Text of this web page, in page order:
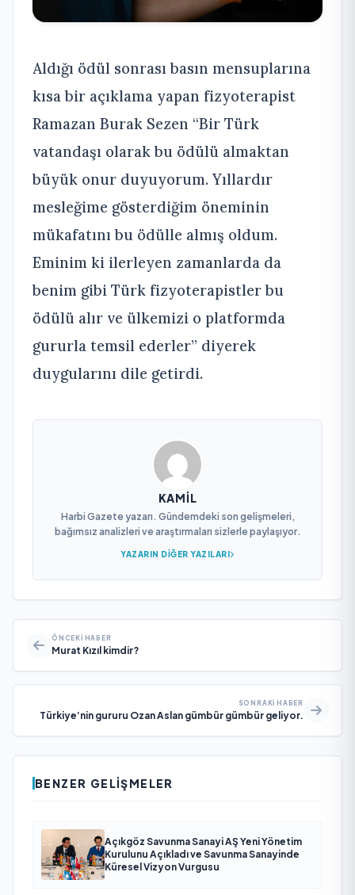
Aldığı ödül sonrası basın mensuplarına
kısa bir açıklama yapan fizyoterapist
Ramazan Burak Sezen “Bir Türk
vatandaşı olarak bu ödülü almaktan
büyük onur duyuyorum. Yıllardır
mesleğime gösterdiğim öneminin
mükafatını bu ödülle almış oldum.
Eminim ki ilerleyen zamanlarda da
benim gibi Türk fizyoterapistler bu
ödülü alır ve ülkemizi o platformda
gururla temsil ederler” diyerek
duygularını dile getirdi.
KAMIL
Harbi Gazete yazarı. Gündemdeki son gelişmeleri,
bağımsız analizleri ve araştırmaları sizlerle paylaşıyor.
YAZARIN DIĞER YAZILARI
ÖNCEKI HABER
Murat Kızıl kimdir?
SONRAKI HABER
Türkiye’nin gururu Ozan Aslan gümbür gümbür geliyor.
BENZER GELIŞMELER
Açıkgöz Savunma Sanayi AŞ Yeni Yönetim
Kurulunu Açıkladı ve Savunma Sanayinde
Küresel Vizyon Vurgusu